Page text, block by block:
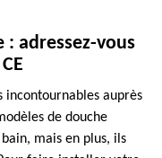
: adressez-vous
incontournables auprès
de douche
mais en plus, ils